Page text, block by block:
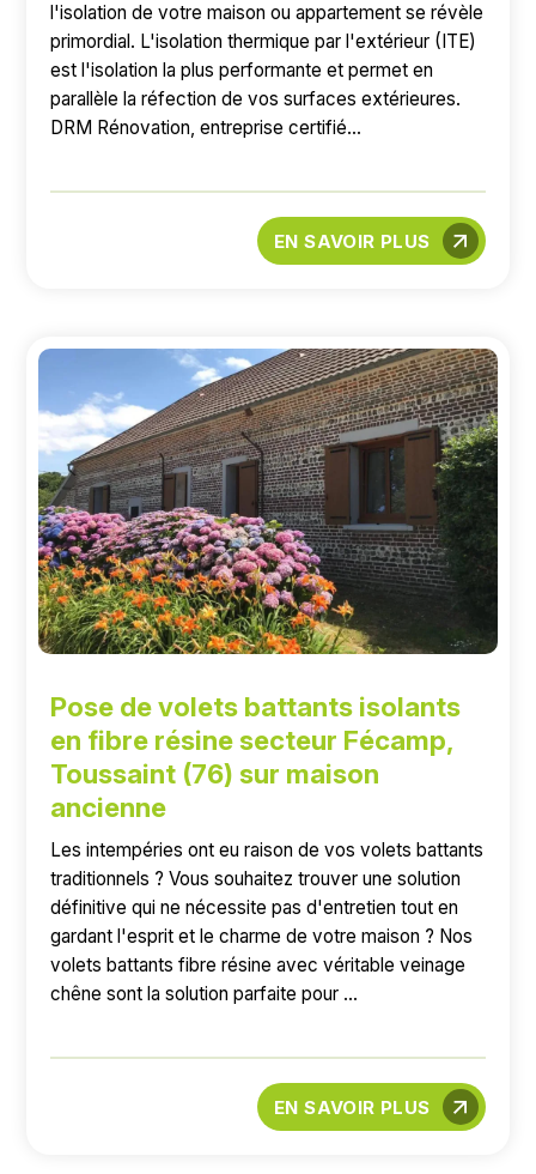
l'isolation de votre maison ou appartement se révèle
primordial. L'isolation thermique par l'extérieur (ITE)
est l'isolation la plus performante et permet en
parallèle la réfection de vos surfaces extérieures.
DRM Rénovation, entreprise certifié...
EN SAVOIR PLUS
Pose de volets battants isolants
en fibre résine secteur Fécamp,
Toussaint (76) sur maison
ancienne
Les intempéries ont eu raison de vos volets battants
traditionnels ? Vous souhaitez trouver une solution
définitive qui ne nécessite pas d'entretien tout en
gardant l'esprit et le charme de votre maison ? Nos
volets battants fibre résine avec véritable veinage
chêne sont la solution parfaite pour ...
EN SAVOIR PLUS